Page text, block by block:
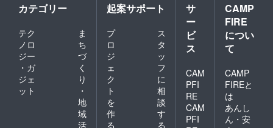
カテゴリー
テク
ノロ
ジー
・ガ
ジェ
ット
ま
ち
づ
く
り
・
地
域
活
起案サポート
プ
ロ
ジ
ェ
ク
ト
を
作
る
ス
タ
ッ
フ
に
相
談
す
る
サ
ー
ビ
ス
CAM
PFI
RE
CAM
PFI
CAMP
FIRE
につい
て
CAMP
FIREと
は
あんし
ん・安